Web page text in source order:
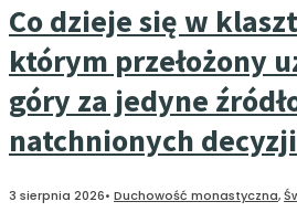
Co dzieje się w
którym przełożony
góry za jedyne
natchnionych
3 sierpnia 2026• Duchowość monastyczna,